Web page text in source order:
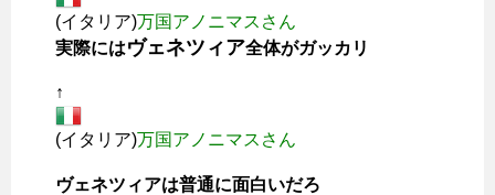
(イタリア)万国アノニマスさん
実際にはヴェネツィア全体がガッカリ
↑
(イタリア)万国アノニマスさん
ヴェネツィアは普通に面白いだろ